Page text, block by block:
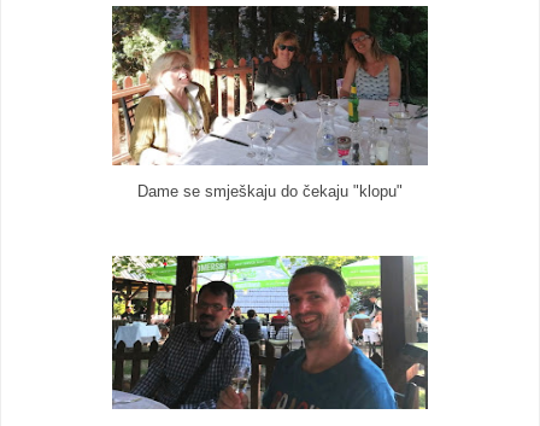
Dame se smješkaju do čekaju "klopu"